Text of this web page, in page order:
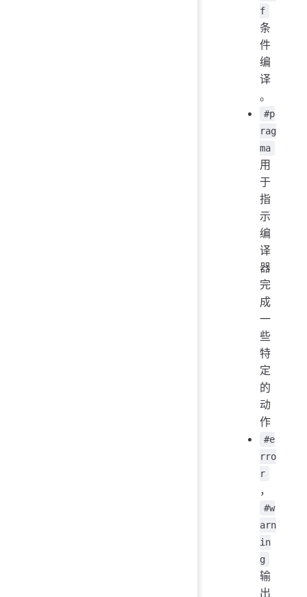
f
条
件
编
译
。
#p
rag
ma
用
于
指
示
编
译
器
完
成
一
些
特
定
的
动
作
#e
rro
r
，
#w
arn
in
g
输
出